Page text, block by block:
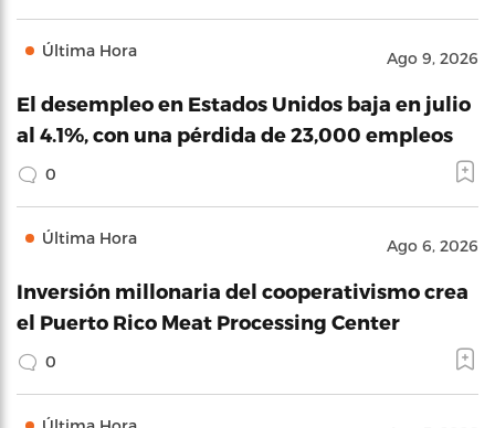
Última Hora Ago 9, 2026
El desempleo en Estados Unidos baja en julio
al 4.1%, con una pérdida de 23,000 empleos
0
Última Hora Ago 6, 2026
Inversión millonaria del cooperativismo crea
el Puerto Rico Meat Processing Center
0